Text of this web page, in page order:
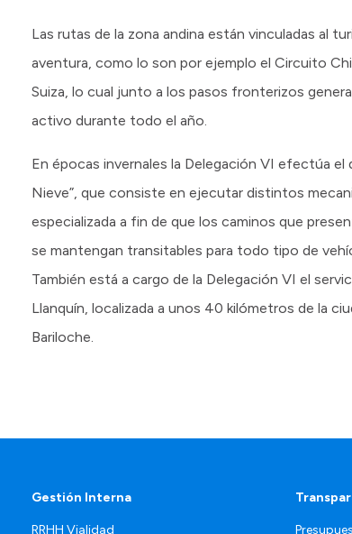
Las rutas de la zona andina están vinculadas al
aventura, como lo son por ejemplo el Circuito
Suiza, lo cual junto a los pasos fronterizos
activo durante todo el año.
En épocas invernales la Delegación VI efectúa el
Nieve”, que consiste en ejecutar distintos
especializada a fin de que los caminos que
se mantengan transitables para todo tipo de
También está a cargo de la Delegación VI el
Llanquín, localizada a unos 40 kilómetros de la
Bariloche.
Gestión Interna
RRHH Vialidad